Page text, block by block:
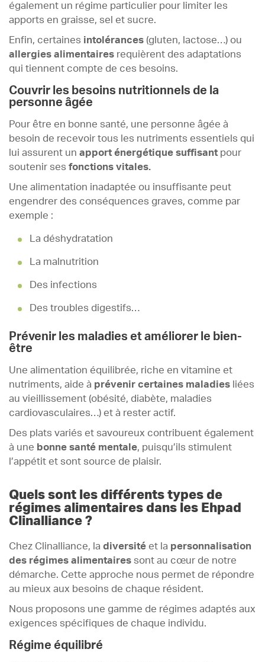
également un régime particulier pour limiter les
apports en graisse, sel et sucre.
Enfin, certaines intolérances (gluten, lactose…) ou
allergies alimentaires requièrent des adaptations
qui tiennent compte de ces besoins.
Couvrir les besoins nutritionnels de la
personne âgée
Pour être en bonne santé, une personne âgée à
besoin de recevoir tous les nutriments essentiels qui
lui assurent un apport énergétique suffisant pour
soutenir ses fonctions vitales.
Une alimentation inadaptée ou insuffisante peut
engendrer des conséquences graves, comme par
exemple :
La déshydratation
La malnutrition
Des infections
Des troubles digestifs…
Prévenir les maladies et améliorer le bien-
être
Une alimentation équilibrée, riche en vitamine et
nutriments, aide à prévenir certaines maladies liées
au vieillissement (obésité, diabète, maladies
cardiovasculaires…) et à rester actif.
Des plats variés et savoureux contribuent également
à une bonne santé mentale, puisqu’ils stimulent
l’appétit et sont source de plaisir.
Quels sont les différents types de
régimes alimentaires dans les Ehpad
Clinalliance ?
Chez Clinalliance, la diversité et la personnalisation
des régimes alimentaires sont au cœur de notre
démarche. Cette approche nous permet de répondre
au mieux aux besoins de chaque résident.
Nous proposons une gamme de régimes adaptés aux
exigences spécifiques de chaque individu.
Régime équilibré